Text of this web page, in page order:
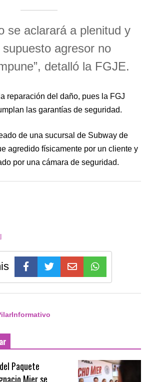
se aclarará a plenitud y
supuesto agresor no
detalló la FGJE.
reparación del daño, pues la FGJ
las garantías de seguridad.
de una sucursal de Subway de
agredido físicamente por un cliente y
por una cámara de seguridad.
Paquete
Mier se